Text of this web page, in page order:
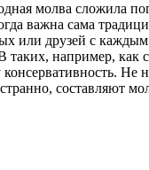
молва сложила
важна сама
или друзей с
например, как
составляют